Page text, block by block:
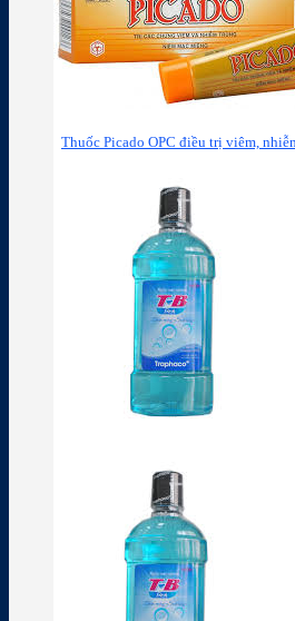
Thuốc Picado OPC điều trị viêm,